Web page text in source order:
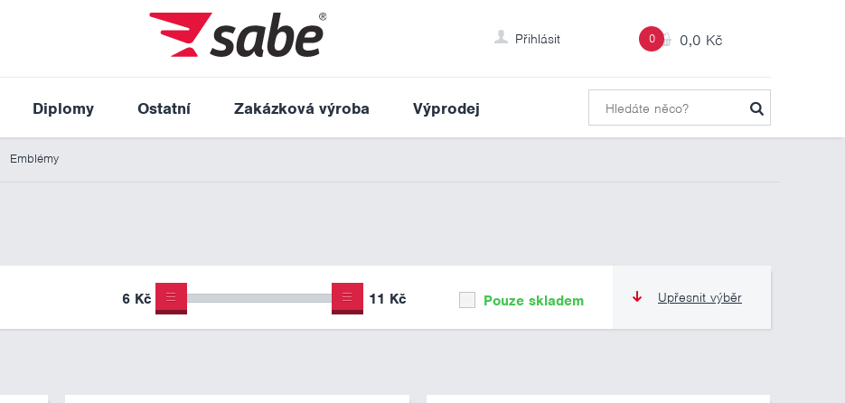
0 0,0 Kč
Přihlásit
Diplomy Ostatní Zakázková výroba Výprodej
Emblémy
Upřesnit výběr
Pouze skladem
6 Kč 11 Kč